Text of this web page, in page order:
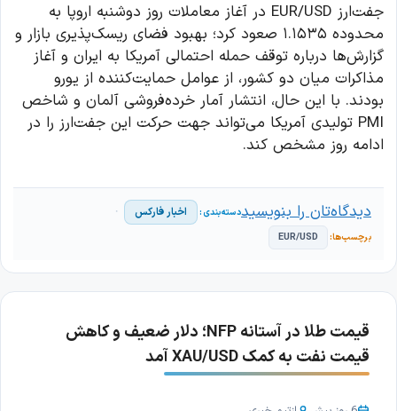
جفت‌ارز EUR/USD در آغاز معاملات روز دوشنبه اروپا به
محدوده ۱.۱۵۳۵ صعود کرد؛ بهبود فضای ریسک‌پذیری بازار و
گزارش‌ها درباره توقف حمله احتمالی آمریکا به ایران و آغاز
مذاکرات میان دو کشور، از عوامل حمایت‌کننده از یورو
بودند. با این حال، انتشار آمار خرده‌فروشی آلمان و شاخص
PMI تولیدی آمریکا می‌تواند جهت حرکت این جفت‌ارز را در
ادامه روز مشخص کند.
اخبار فارکس
EUR/USD
دیدگاه‌تان را بنویسید
قیمت طلا در آستانه NFP؛ دلار ضعیف و کاهش
قیمت نفت به کمک XAU/USD آمد